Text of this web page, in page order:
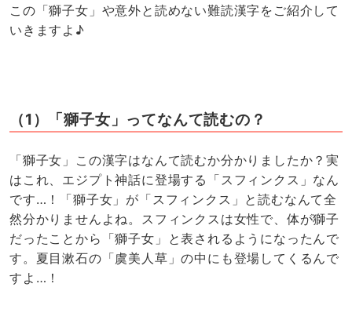
この「獅子女」や意外と読めない難読漢字をご紹介して
いきますよ♪
（1）「獅子女」ってなんて読むの？
「獅子女」この漢字はなんて読むか分かりましたか？実
はこれ、エジプト神話に登場する「スフィンクス」なん
です…！「獅子女」が「スフィンクス」と読むなんて全
然分かりませんよね。スフィンクスは女性で、体が獅子
だったことから「獅子女」と表されるようになったんで
す。夏目漱石の「虞美人草」の中にも登場してくるんで
すよ…！